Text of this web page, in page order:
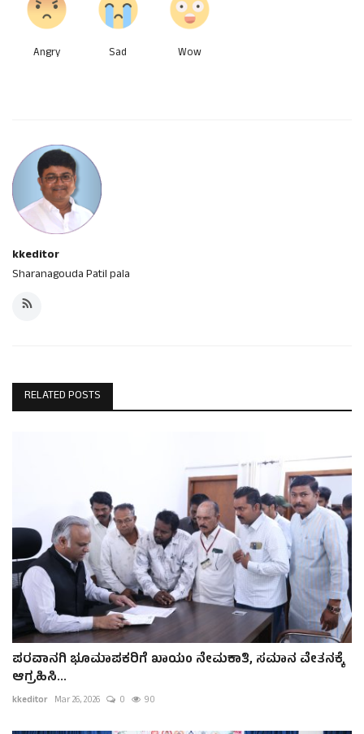
Angry Sad Wow
kkeditor
Sharanagouda Patil pala
RELATED POSTS
ಪರವಾನಗಿ ಭೂಮಾಪಕರಿಗೆ ಖಾಯಂ ನೇಮಕಾತಿ, ಸಮಾನ ವೇತನಕ್ಕೆ
ಆಗ್ರಹಿಸಿ...
kkeditor Mar 26, 2026 0 90